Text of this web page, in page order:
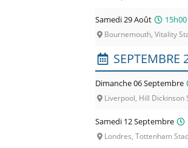
Samedi 29 Août 15h00
Bournemouth, Vitality
SEPTEMBRE
Dimanche 06 Septembre
Liverpool, Hill Dickinson
Samedi 12 Septembre
Londres, Tottenham